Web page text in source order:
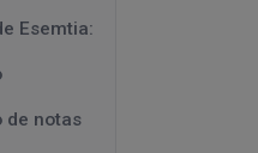
Esemtia:
de notas